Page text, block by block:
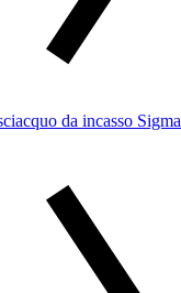
da incasso Sigma